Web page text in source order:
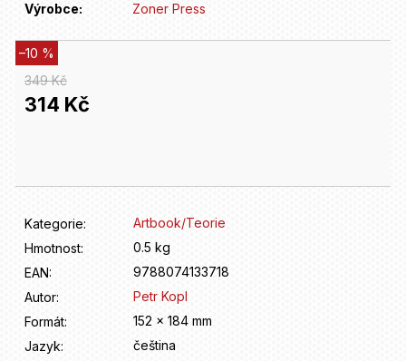
Výrobce:
Zoner Press
349 Kč
–10 %
314 Kč
Kategorie:
Artbook/Teorie
Hmotnost:
0.5 kg
EAN:
9788074133718
Autor:
Petr Kopl
Formát:
152 x 184 mm
Jazyk:
čeština
D
o
p
o
m
e